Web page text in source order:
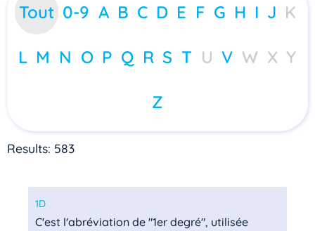
Tout 0-9 A B C D E F G H I J K
L M N O P Q R S T U V W X Y
Z
Results: 583
1D
C'est l'abréviation de "1er degré", utilisée